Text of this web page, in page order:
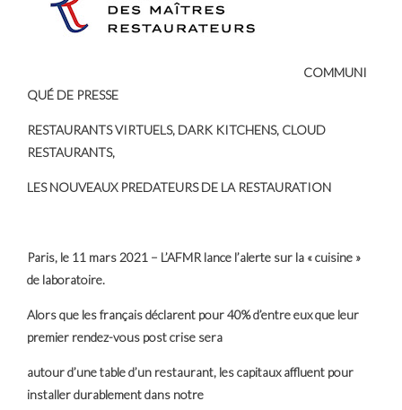
COMMUNI
QUÉ DE PRESSE
RESTAURANTS VIRTUELS, DARK KITCHENS, CLOUD
RESTAURANTS,
LES NOUVEAUX PREDATEURS DE LA RESTAURATION
Paris, le 11 mars 2021 – L’AFMR lance l’alerte sur la « cuisine »
de laboratoire.
Alors que les français déclarent pour 40% d’entre eux que leur
premier rendez-vous post crise sera
autour d’une table d’un restaurant, les capitaux affluent pour
installer durablement dans notre